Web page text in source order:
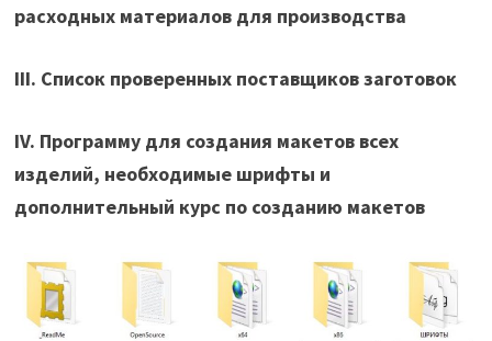
расходных материалов для производства
III. Список проверенных поставщиков заготовок
IV. Программу для создания макетов всех
изделий, необходимые шрифты и
дополнительный курс по созданию макетов